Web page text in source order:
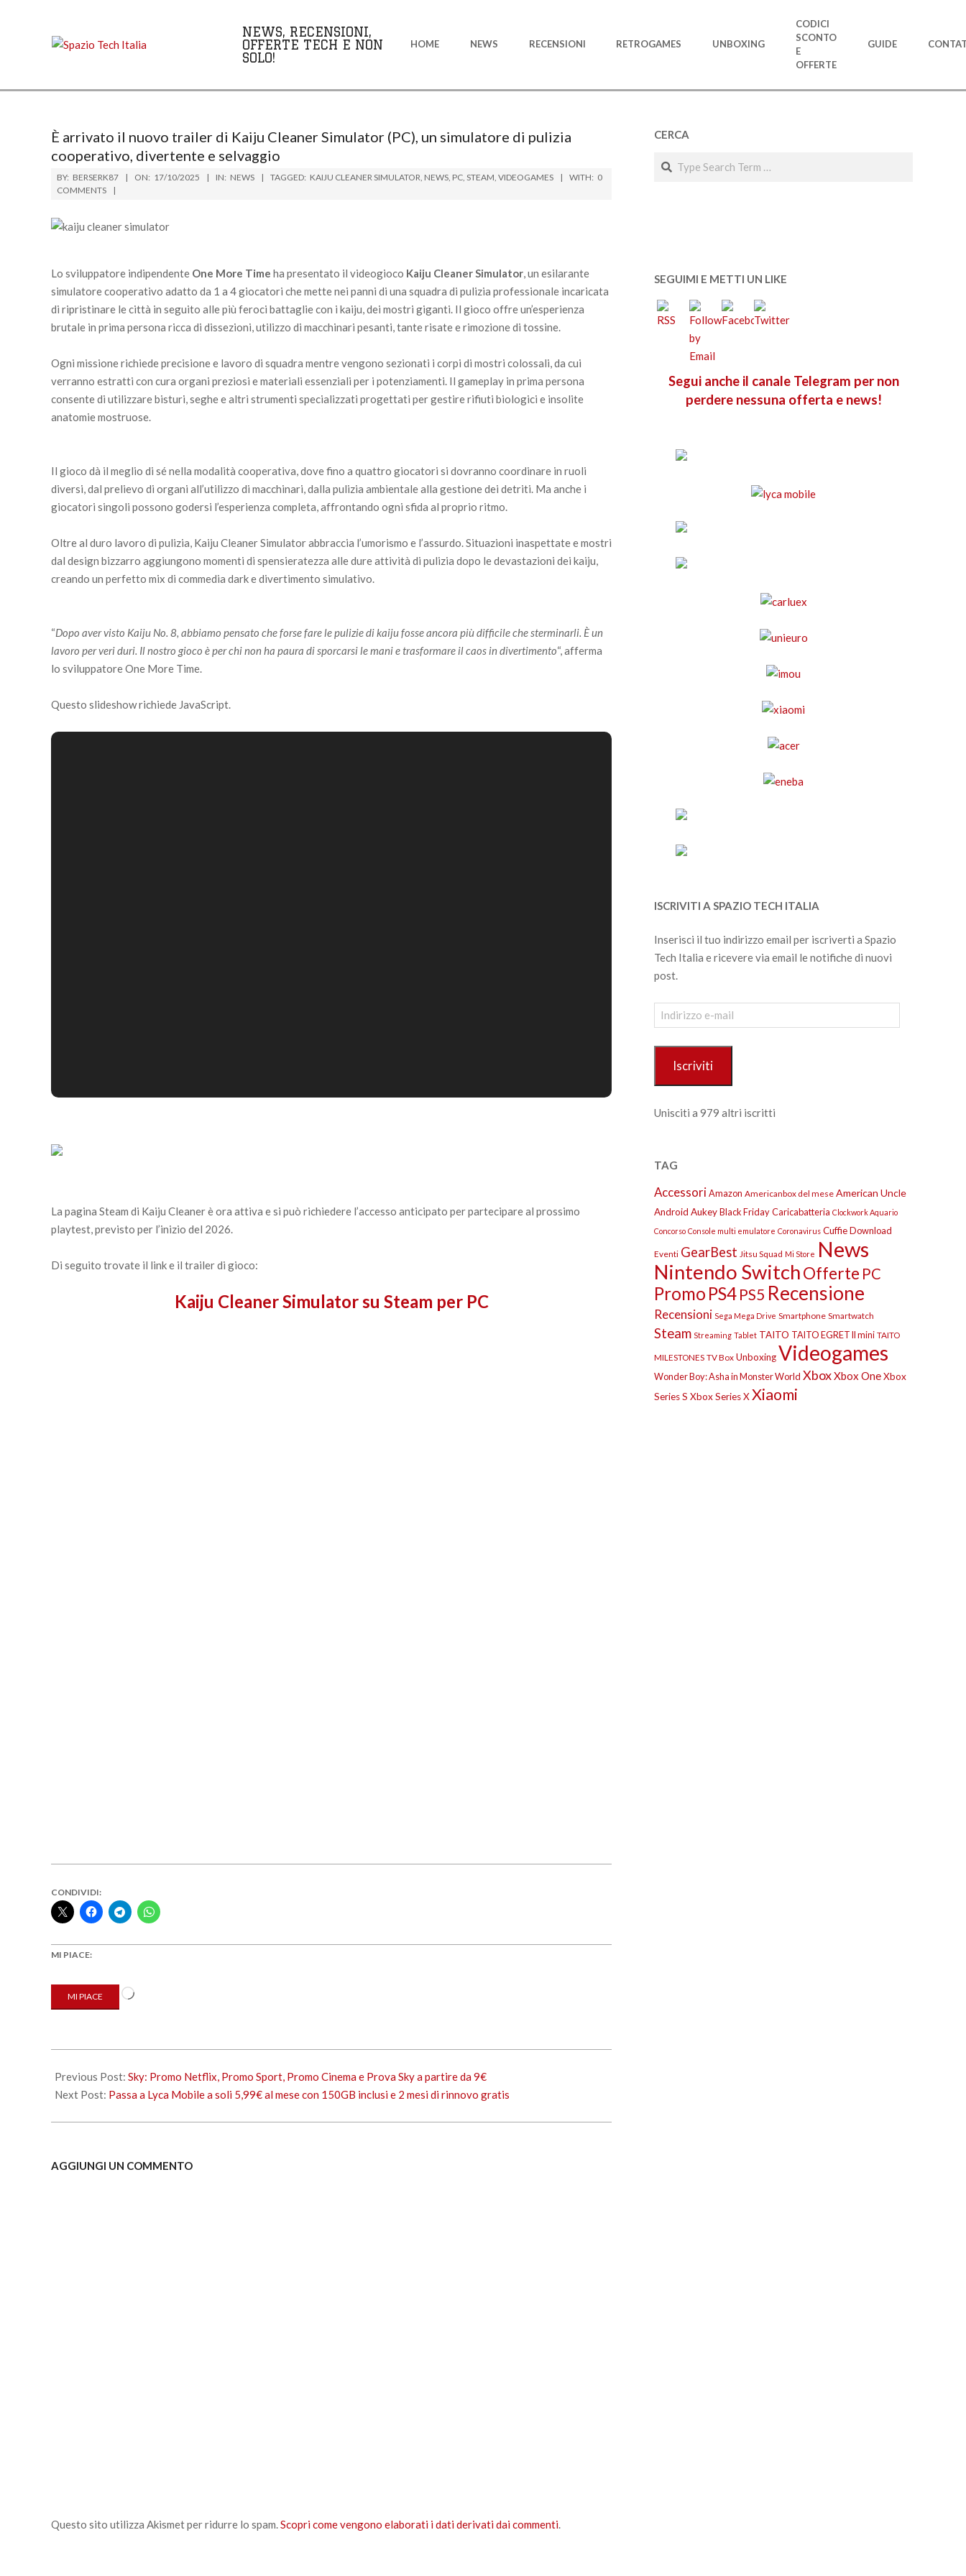
NEWS, RECENSIONI,
OFFERTE TECH E NON
SOLO!
Menu
HOME NEWS RECENSIONI RETROGAMES UNBOXING
CODICI
SCONTO
E
OFFERTE
GUIDE
È arrivato il nuovo trailer di Kaiju Cleaner Simulator (PC), un simulatore di pulizia
cooperativo, divertente e selvaggio
BY: BERSERK87 ON: 17/10/2025 IN: NEWS TAGGED: KAIJU CLEANER SIMULATOR, NEWS, PC, STEAM, VIDEOGAMES WITH: 0
COMMENTS
Lo sviluppatore indipendente One More Time ha presentato il videogioco Kaiju Cleaner Simulator, un esilarante
simulatore cooperativo adatto da 1 a 4 giocatori che mette nei panni di una squadra di pulizia professionale incaricata
di ripristinare le città in seguito alle più feroci battaglie con i kaiju, dei mostri giganti. Il gioco offre un’esperienza
brutale in prima persona ricca di dissezioni, utilizzo di macchinari pesanti, tante risate e rimozione di tossine.
Ogni missione richiede precisione e lavoro di squadra mentre vengono sezionati i corpi di mostri colossali, da cui
verranno estratti con cura organi preziosi e materiali essenziali per i potenziamenti. Il gameplay in prima persona
consente di utilizzare bisturi, seghe e altri strumenti specializzati progettati per gestire rifiuti biologici e insolite
anatomie mostruose.
Il gioco dà il meglio di sé nella modalità cooperativa, dove fino a quattro giocatori si dovranno coordinare in ruoli
diversi, dal prelievo di organi all’utilizzo di macchinari, dalla pulizia ambientale alla gestione dei detriti. Ma anche i
giocatori singoli possono godersi l’esperienza completa, affrontando ogni sfida al proprio ritmo.
Oltre al duro lavoro di pulizia, Kaiju Cleaner Simulator abbraccia l’umorismo e l’assurdo. Situazioni inaspettate e mostri
dal design bizzarro aggiungono momenti di spensieratezza alle dure attività di pulizia dopo le devastazioni dei kaiju,
creando un perfetto mix di commedia dark e divertimento simulativo.
“Dopo aver visto Kaiju No. 8, abbiamo pensato che forse fare le pulizie di kaiju fosse ancora più difficile che sterminarli. È un
lavoro per veri duri. Il nostro gioco è per chi non ha paura di sporcarsi le mani e trasformare il caos in divertimento“, afferma
lo sviluppatore One More Time.
Questo slideshow richiede JavaScript.
La pagina Steam di Kaiju Cleaner è ora attiva e si può richiedere l’accesso anticipato per partecipare al prossimo
playtest, previsto per l’inizio del 2026.
Di seguito trovate il link e il trailer di gioco:
Kaiju Cleaner Simulator su Steam per PC
CONDIVIDI:
MI PIACE:
MI PIACE
Caricamento
10-
17
Previous Post: Sky: Promo Netflix, Promo Sport, Promo Cinema e Prova Sky a partire da 9€
Next Post: Passa a Lyca Mobile a soli 5,99€ al mese con 150GB inclusi e 2 mesi di rinnovo gratis
AGGIUNGI UN COMMENTO
Questo sito utilizza Akismet per ridurre lo spam.Scopri come vengono elaborati i dati derivati dai commenti.
CERCA
Search
SEGUIMI E METTI UN LIKE
Segui anche il canale Telegram per non
perdere nessuna offerta e news!
ISCRIVITI A SPAZIO TECH ITALIA
Inserisci il tuo indirizzo email per iscriverti a Spazio
Tech Italia e ricevere via email le notifiche di nuovi
post.
Indirizzo
e-
Iscriviti
Unisciti a 979 altri iscritti
TAG
AccessoriAmazon Americanbox del mese American Uncle
Android AukeyBlack FridayCaricabatteria Clockwork Aquario
Concorso Console multi emulatore Coronavirus CuffieDownload
Eventi GearBest Jitsu Squad Mi Store News
Nintendo SwitchOfferte PC
Promo PS4PS5 Recensione
Recensioni Sega Mega Drive Smartphone Smartwatch
Steam Streaming Tablet TAITO TAITO EGRET II mini TAITO
MILESTONES TV Box UnboxingVideogames
Wonder Boy: Asha in Monster World XboxXbox OneXbox
Series S Xbox Series XXiaomi